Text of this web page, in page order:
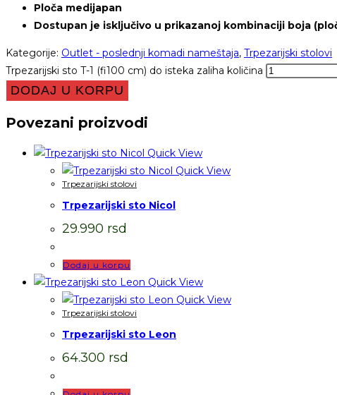
Ploča medijapan
Dostupan je isključivo u prikazanoj kombinaciji boja
Kategorije: Outlet - poslednji komadi nameštaja, Trpezarijski stolovi
Trpezarijski sto T-1 (fi100 cm) do isteka zaliha količina
DODAJ U KORPU
Povezani proizvodi
Quick View
Quick View
Trpezarijski stolovi
Trpezarijski sto Nicol
29.990 rsd
Dodaj u korpu
Quick View
Quick View
Trpezarijski stolovi
Trpezarijski sto Leon
64.300 rsd